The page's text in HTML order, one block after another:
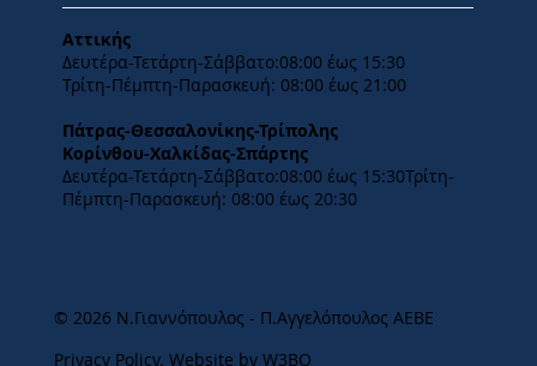
Αττικής
Δευτέρα-Τετάρτη-​Σάββατο:08:00 έως 15:30
​Τρίτη-Πέμπτη-Παρασκευή: 08:00 έως 21:00
Πάτρας-Θεσσαλονίκης-Τρίπολης
Κορίνθου-Χαλκίδας-Σπάρτης
Δευτέρα-Τετάρτη-​Σάββατο:08:00 έως 15:30​Τρίτη-
Πέμπτη-Παρασκευή: 08:00 έως 20:30
© 2026 Ν.Γιαννόπουλος - Π.Αγγελόπουλος ΑΕΒΕ
Privacy Policy. Website by W3BO